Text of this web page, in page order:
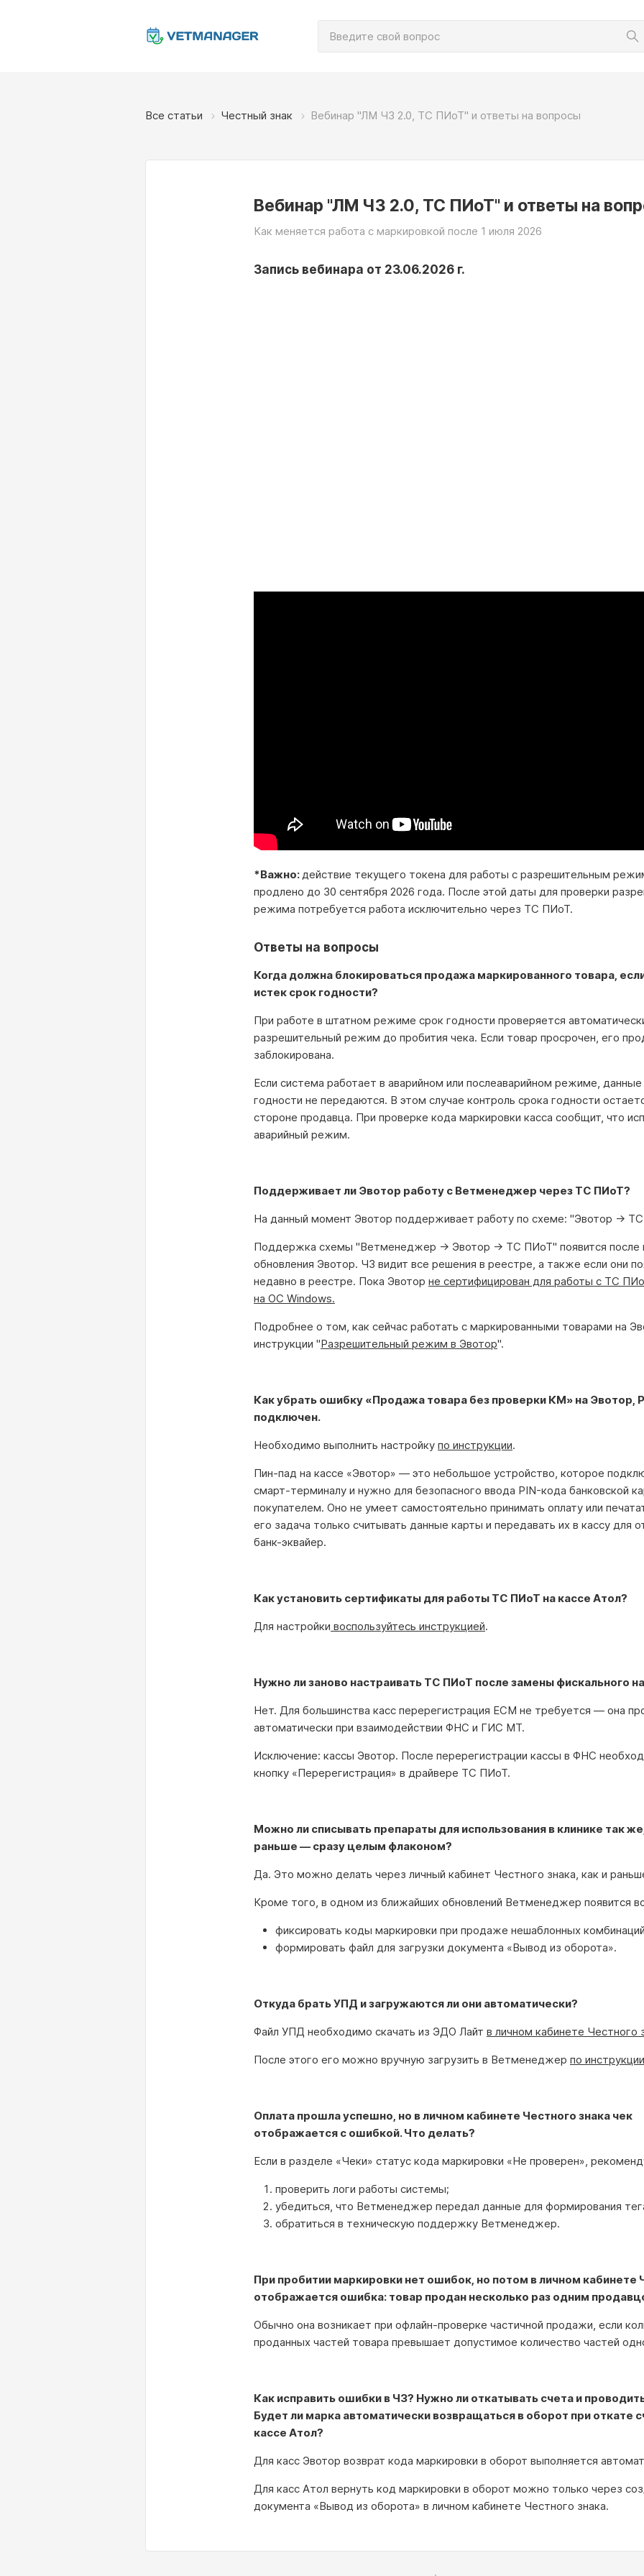
Все статьи Честный знак Вебинар "ЛМ ЧЗ 2.0, ТС ПИоТ" и ответы на вопросы
Вебинар "ЛМ ЧЗ 2.0, ТС ПИоТ" и ответы на
Как меняется работа с маркировкой после 1 июля 2026
Запись вебинара от 23.06.2026 г.
*Важно:действие текущего токена для работы с разрешительным
продлено до 30 сентября 2026 года. После этой даты для проверки
режима потребуется работа исключительно через ТС ПИоТ.
Ответы на вопросы
Когда должна блокироваться продажа маркированного товара,
истек срок годности?
При работе в штатном режиме срок годности проверяется
разрешительный режим до пробития чека. Если товар просрочен, его
заблокирована.
Если система работает в аварийном или послеаварийном режиме,
годности не передаются. В этом случае контроль срока годности
стороне продавца. При проверке кода маркировки касса сообщит, что
аварийный режим.
Поддерживает ли Эвотор работу с Ветменеджер через ТС ПИоТ?
На данный момент Эвотор поддерживает работу по схеме: "Эвотор →
Поддержка схемы "Ветменеджер → Эвотор → ТС ПИоТ" появится после
обновления Эвотор. ЧЗ видит все решения в реестре, а также если они
недавно в реестре. Пока Эвотор не сертифицирован для работы с ТС
на ОС Windows.
Подробнее о том, как сейчас работать с маркированными товарами на
инструкции "Разрешительный режим в Эвотор".
Как убрать ошибку «Продажа товара без проверки КМ» на Эвотор,
подключен.
Необходимо выполнить настройку по инструкции.
Пин-пад на кассе «Эвотор» — это небольшое устройство, которое
смарт-терминалу и нужно для безопасного ввода PIN-кода банковской
покупателем. Оно не умеет самостоятельно принимать оплату или
его задача только считывать данные карты и передавать их в кассу для
банк-эквайер.
Как установить сертификаты для работы ТС ПИоТ на кассе Атол?
Для настройки воспользуйтесь инструкцией.
Нужно ли заново настраивать ТС ПИоТ после замены фискального
Нет. Для большинства касс перерегистрация ЕСМ не требуется — она
автоматически при взаимодействии ФНС и ГИС МТ.
Исключение: кассы Эвотор. После перерегистрации кассы в ФНС
кнопку «Перерегистрация» в драйвере ТС ПИоТ.
Можно ли списывать препараты для использования в клинике так
раньше — сразу целым флаконом?
Да. Это можно делать через личный кабинет Честного знака, как и
Кроме того, в одном из ближайших обновлений Ветменеджер появится
фиксировать коды маркировки при продаже нешаблонных
формировать файл для загрузки документа «Вывод из оборота».
Откуда брать УПД и загружаются ли они автоматически?
Файл УПД необходимо скачать из ЭДО Лайт в личном кабинете Честного
После этого его можно вручную загрузить в Ветменеджер по инструкции
Оплата прошла успешно, но в личном кабинете Честного знака чек
отображается с ошибкой. Что делать?
Если в разделе «Чеки» статус кода маркировки «Не проверен»,
проверить логи работы системы;
убедиться, что Ветменеджер передал данные для формирования
обратиться в техническую поддержку Ветменеджер.
При пробитии маркировки нет ошибок, но потом в личном кабинете
отображается ошибка: товар продан несколько раз одним
Обычно она возникает при офлайн-проверке частичной продажи, если
проданных частей товара превышает допустимое количество частей
Как исправить ошибки в ЧЗ? Нужно ли откатывать счета и
Будет ли марка автоматически возвращаться в оборот при откате
кассе Атол?
Для касс Эвотор возврат кода маркировки в оборот выполняется
Для касс Атол вернуть код маркировки в оборот можно только через
документа «Вывод из оборота» в личном кабинете Честного знака.